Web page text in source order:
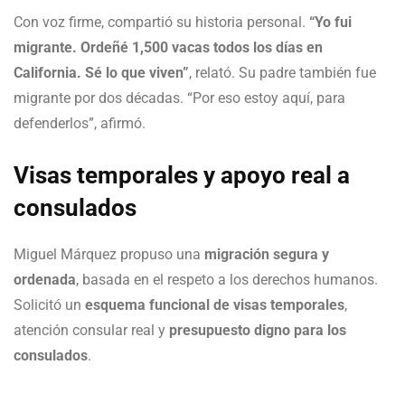
Con voz firme, compartió su historia personal. “Yo fui
migrante. Ordeñé 1,500 vacas todos los días en
California. Sé lo que viven”, relató. Su padre también fue
migrante por dos décadas. “Por eso estoy aquí, para
defenderlos”, afirmó.
Visas temporales y apoyo real a
consulados
Miguel Márquez propuso una migración segura y
ordenada, basada en el respeto a los derechos humanos.
Solicitó un esquema funcional de visas temporales,
atención consular real y presupuesto digno para los
consulados.